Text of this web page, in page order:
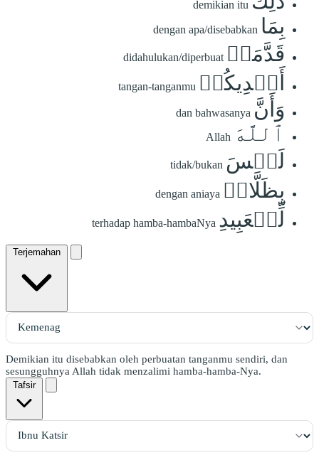
demikian itu
بِمَا dengan apa/disebabkan
قَدَّمَتۡ didahulukan/diperbuat
أَيۡدِيكُمۡ tangan-tanganmu
وَأَنَّ dan bahwasanya
ٱللَّهَ Allah
لَيۡسَ tidak/bukan
بِظَلَّامٖ dengan aniaya
لِّلۡعَبِيدِ terhadap hamba-hambaNya
Terjemahan
Demikian itu disebabkan oleh perbuatan tanganmu sendiri, dan
sesungguhnya Allah tidak menzalimi hamba-hamba-Nya.
Tafsir